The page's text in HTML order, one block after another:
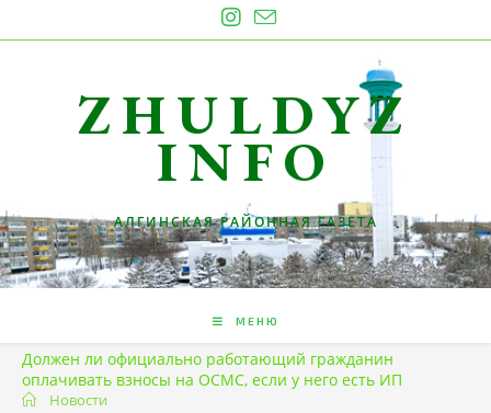
к
ZHULDYZ
INFO
АЛГИНСКАЯ РАЙОННАЯ ГАЗЕТА
МЕНЮ
Должен ли официально работающий гражданин
оплачивать взносы на ОСМС, если у него есть ИП
Новости